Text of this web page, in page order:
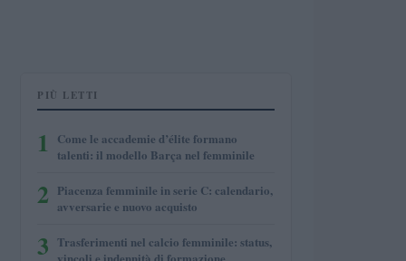
PIÙ LETTI
1
Come le accademie d’élite formano
talenti: il modello Barça nel femminile
2 Piacenza femminile in serie C: calendario,
avversarie e nuovo acquisto
3 Trasferimenti nel calcio femminile: status,